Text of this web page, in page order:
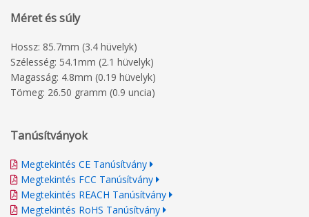
Méret és súly
Hossz: 85.7mm (3.4 hüvelyk)
Szélesség: 54.1mm (2.1 hüvelyk)
Magasság: 4.8mm (0.19 hüvelyk)
Tömeg: 26.50 gramm (0.9 uncia)
Tanúsítványok
Megtekintés CE Tanúsítvány
Megtekintés FCC Tanúsítvány
Megtekintés REACH Tanúsítvány
Megtekintés RoHS Tanúsítvány